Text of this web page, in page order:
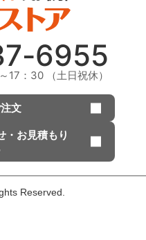
-6955
17：30 （土日祝休）
文
・ お見積もり
Reserved.